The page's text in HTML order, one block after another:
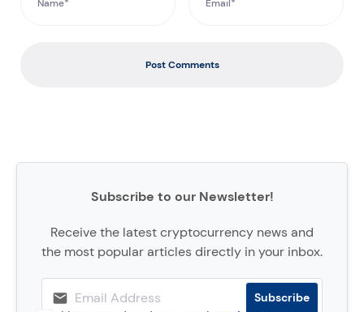
Post Comments
Subscribe to our Newsletter!
Receive the latest cryptocurrency news and
the most popular articles directly in your inbox.